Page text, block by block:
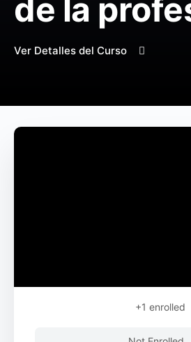
de la
Ver Detalles del Curso
+1 enrolled